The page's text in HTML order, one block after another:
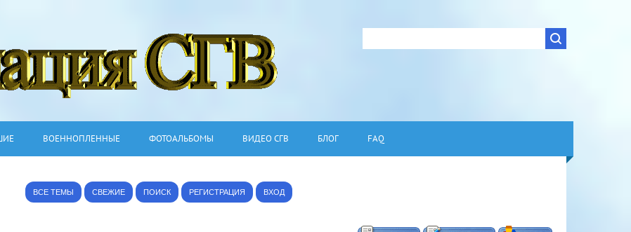
ВОЕННОПЛЕННЫЕ ФОТОАЛЬБОМЫ ВИДЕО СГВ БЛОГ FAQ
ВСЕ ТЕМЫ СВЕЖИЕ ПОИСК РЕГИСТРАЦИЯ ВХОД